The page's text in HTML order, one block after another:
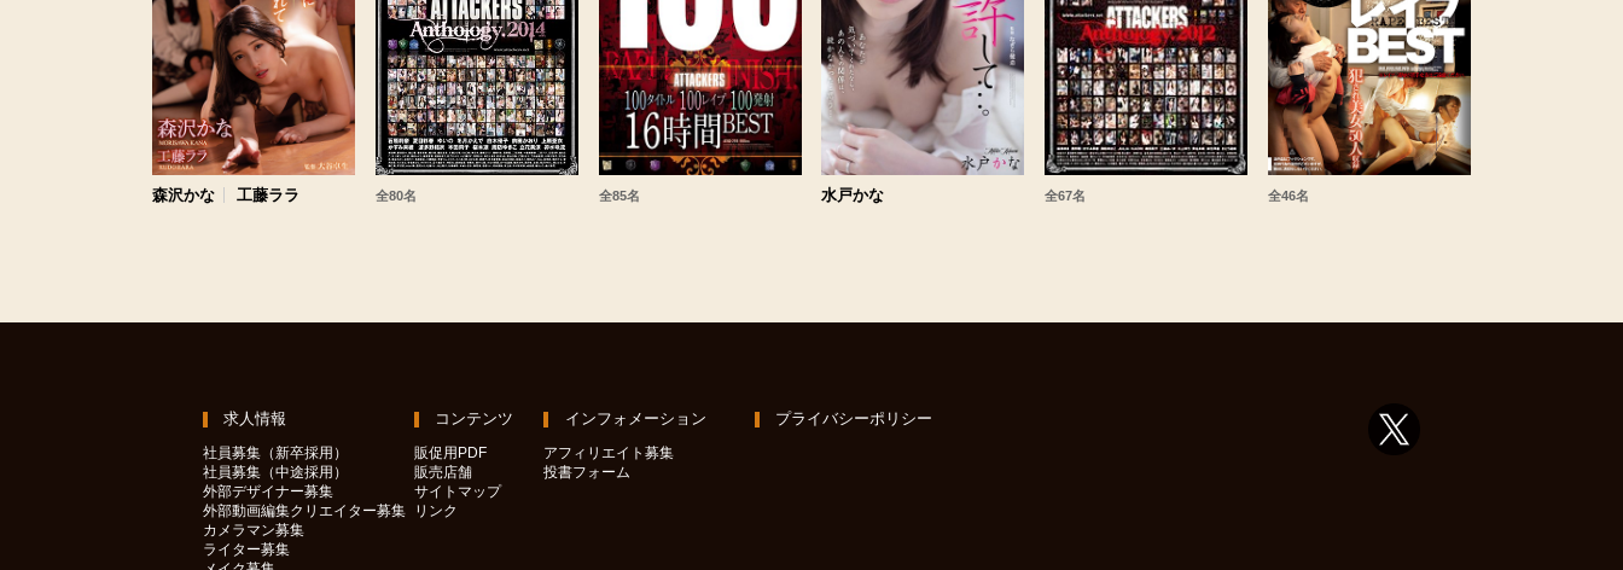
森沢かな 工藤ララ 全80名 全85名 水戸かな 全67名 全46名
求人情報
社員募集（新卒採用）
社員募集（中途採用）
外部デザイナー募集
外部動画編集クリエイター募集
カメラマン募集
ライター募集
コンテンツ
販促用PDF
販売店舗
サイトマップ
リンク
インフォメーション
アフィリエイト募集
投書フォーム
プライバシーポリシー